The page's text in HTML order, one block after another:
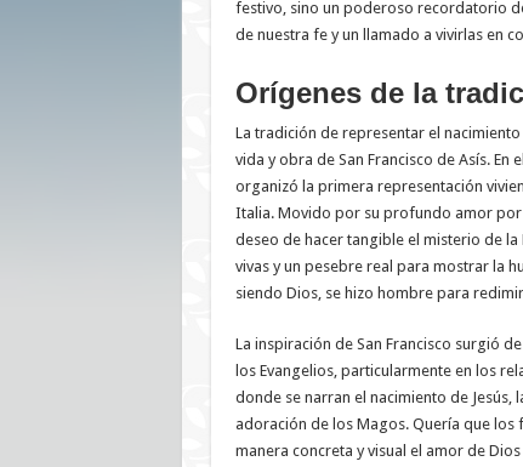
festivo, sino un poderoso recordatorio
de nuestra fe y un llamado a vivirlas en
Orígenes de la
La tradición de representar el
vida y obra de San Francisco de Asís. En
organizó la primera representación
Italia. Movido por su profundo amor por
deseo de hacer tangible el misterio de
vivas y un pesebre real para mostrar la
siendo Dios, se hizo hombre para
La inspiración de San Francisco surgió
los Evangelios, particularmente en los
donde se narran el nacimiento de Jesús,
adoración de los Magos. Quería que los
manera concreta y visual el amor de